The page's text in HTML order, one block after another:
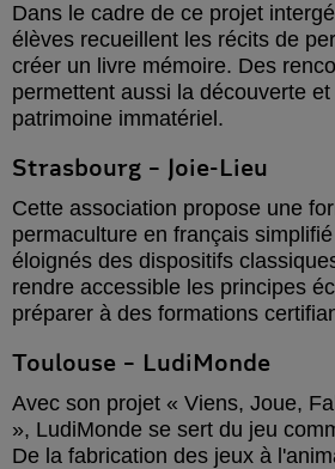
Dans le cadre de ce projet
élèves recueillent les récits de
créer un livre mémoire. Des
permettent aussi la découverte
patrimoine immatériel.
Strasbourg – Joie-Lieu
Cette association propose une
permaculture en français
éloignés des dispositifs
rendre accessible les principes
préparer à des formations
Toulouse – LudiMonde
Avec son projet « Viens, Joue,
», LudiMonde se sert du jeu
De la fabrication des jeux à